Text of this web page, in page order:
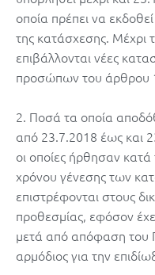
οποία πρέπει να
της κατάσχεσης. Μέχρι
επιβάλλονται νέες
προσώπων του άρθρου
2. Ποσά τα οποία
από 23.7.2018 έως και
οι οποίες ήρθησαν
χρόνου γένεσης των
επιστρέφονται στους
προθεσμίας, εφόσον
μετά από απόφαση του
αρμόδιος για την